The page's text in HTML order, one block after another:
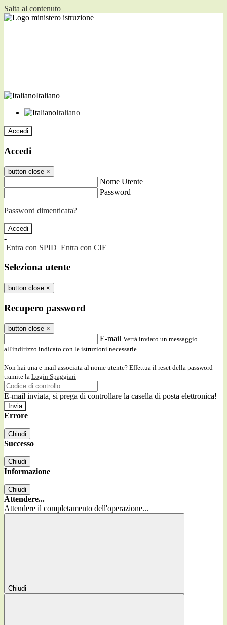
Salta al contenuto
Italiano
Italiano
Accedi
Accedi
button close ×
Nome Utente
Password
Password dimenticata?
-
Entra con SPID Entra con CIE
Seleziona utente
button close ×
Recupero password
button close ×
E-mail Verrà inviato un messaggio
all'indirizzo indicato con le istruzioni necessarie.
Non hai una e-mail associata al nome utente? Effettua il reset della password
tramite la Login Spaggiari
E-mail inviata, si prega di controllare la casella di posta elettronica!
Errore
Chiudi
Successo
Chiudi
Informazione
Chiudi
Attendere...
Attendere il completamento dell'operazione...
Chiudi